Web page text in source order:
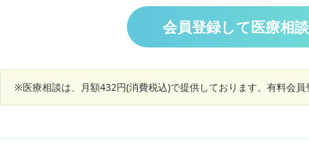
る感じです。 それも肉割れなんでしょうか。
2/7に左
で同様
関節と
左足裏
くが４
いう繰
会員登録して医療相
※医療相談は、月額432円(消費税込)で提供しております。有料会